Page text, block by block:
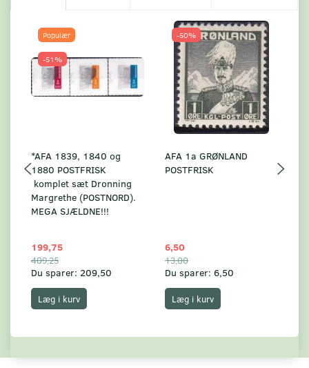
Populær
-51%
*AFA 1839, 1840 og
1880 POSTFRISK
komplet sæt Dronning
Margrethe (POSTNORD).
MEGA SJÆLDNE!!!
199,75
409,25
Du sparer: 209,50
Læg i kurv
-50%
AFA 1a GRØNLAND
POSTFRISK
6,50
13,00
Du sparer: 6,50
Læg i kurv